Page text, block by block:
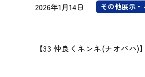
2026年1月14日 その他展示・
【33 仲良くネンネ(ナオパ